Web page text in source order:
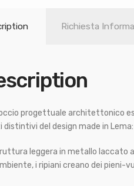
Richiesta
progettuale architettonico
del design made in
leggera in metallo laccato
i ripiani creano dei